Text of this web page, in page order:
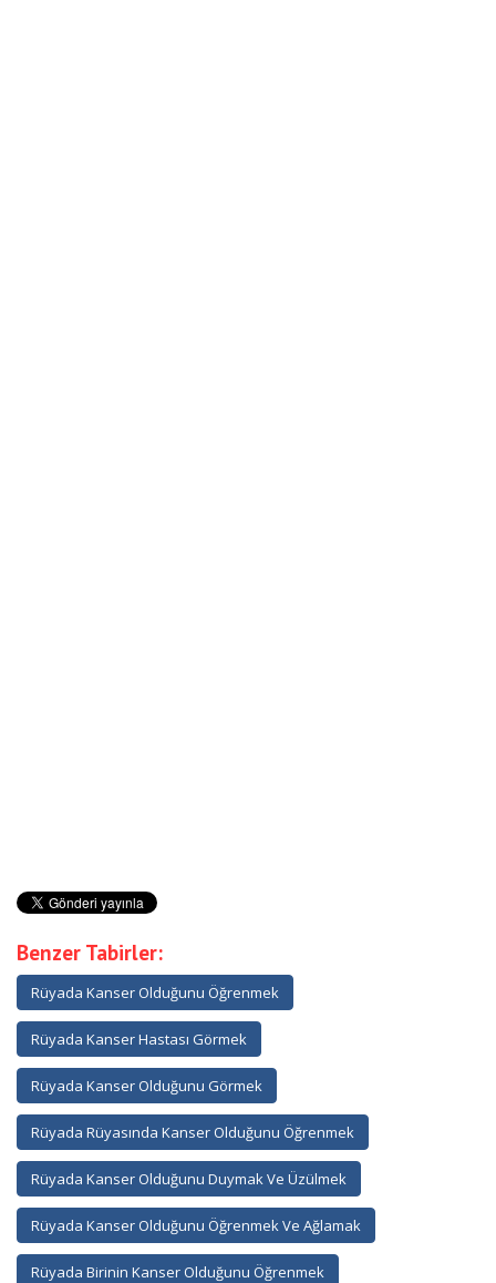
Benzer Tabirler:
Rüyada Kanser Olduğunu Öğrenmek
Rüyada Kanser Hastası Görmek
Rüyada Kanser Olduğunu Görmek
Rüyada Rüyasında Kanser Olduğunu Öğrenmek
Rüyada Kanser Olduğunu Duymak Ve Üzülmek
Rüyada Kanser Olduğunu Öğrenmek Ve Ağlamak
Rüyada Birinin Kanser Olduğunu Öğrenmek